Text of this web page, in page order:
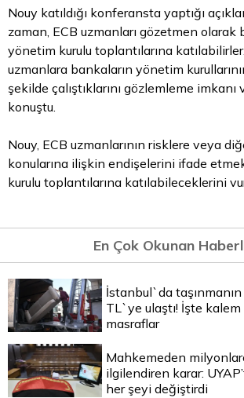
Nouy katıldığı konferansta yaptığı
zaman, ECB uzmanları gözetmen olarak
yönetim kurulu toplantılarına
uzmanlara bankaların yönetim
şekilde çalıştıklarını gözlemleme
konuştu.
Nouy, ECB uzmanlarının risklere veya
konularına ilişkin endişelerini ifade
kurulu toplantılarına katılabileceklerini
En Çok Okunan
İstanbul`da
TL`ye ulaştı! İşte
masraflar
Mahkemeden
ilgilendiren karar:
her şeyi değiştirdi